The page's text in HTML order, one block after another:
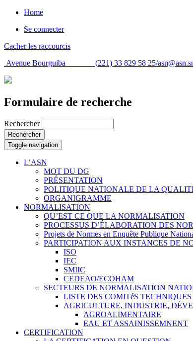
Home
Se connecter
Cacher les raccourcis
Avenue Bourguiba (221) 33 829 58 25/
Formulaire de recherche
Rechercher
Rechercher
Toggle navigation
L’ASN
MOT DU DG
PRÉSENTATION
POLITIQUE NATIONALE DE LA
ORGANIGRAMME
NORMALISATION
QU’EST CE QUE LA NORMALISATION
PROCESSUS D’ÉLABORATION DES
Projets de Normes en Enquête Publique
PARTICIPATION AUX INSTANCES DE
ISO
IEC
SMIIC
CEDEAO/ECOHAM
SECTEURS DE NORMALISATION
LISTE DES COMITéS
AGRICULTURE, INDUSTRIE,
AGROALIMENTAIRE
EAU ET ASSAINISSEMNENT
CERTIFICATION